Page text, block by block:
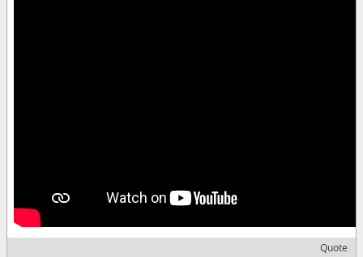
Quote